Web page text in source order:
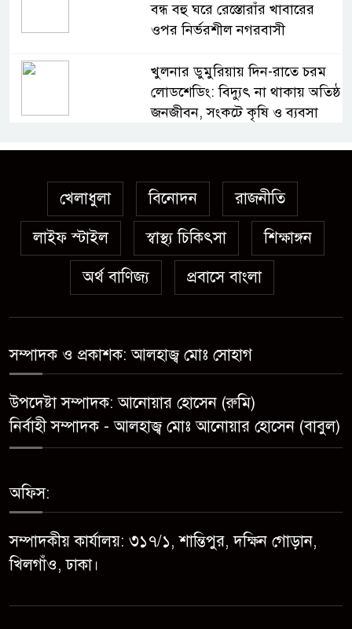
বন্ধ বহু ঘরে রেস্তোরাঁর খাবারের
ওপর নির্ভরশীল নগরবাসী
খুলনার ডুমুরিয়ায় দিন-রাতে চরম
লোডশেডিং: বিদ্যুৎ না থাকায় অতিষ্ঠ
জনজীবন, সংকটে কৃষি ও ব্যবসা
অস্ত্র উদ্ধারে ডেভিড ইমনসহ ৫
পুলিশ
সেনবাগে নতুন গ্যাস কূপের খনন
শুরু, মিলতে পারে দৈনিক ৫-৭
মিলিয়ন ঘনফুট গ্যাস
মেয়েকে ধর্ষণের অভিযোগে সেনবাগে
সোনাতলা পৌরসভার উপ-সহকারী
প্রকৌশলীর বিরুদ্ধে সাংবাদিকের
অভিযোগ,তদন্তের আশ্বাস প্রশাসকের
সাক্ষ্যগ্রহণ শুরু
উন্নয়ন কে প্রাধান্য দিয়ে বগুড়ার
খেলাধুলা বিনোদন
রাজনীতি
লাইফ স্টাইল
স্বাস্থ্য চিকিৎসা
শিক্ষাঙ্গন
অর্থ বাণিজ্য
প্রবাসে বাংলা
সম্পাদক ও প্রকাশক: আলহাজ্ব মোঃ সোহাগ
উপদেষ্টা সম্পাদক: আনোয়ার হোসেন (রুমি)
নির্বাহী সম্পাদক - আলহাজ্ব মোঃ আনোয়ার হোসেন (বাবুল)
অফিস:
সম্পাদকীয় কার্যালয়: ৩১৭/১, শান্তিপুর, দক্ষিন গোড়ান,
খিলগাঁও, ঢাকা।